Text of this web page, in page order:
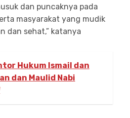
dan puncaknya pada
masyarakat yang mudik
dan sehat,” katanya
Hukum Ismail dan
dan Maulid Nabi